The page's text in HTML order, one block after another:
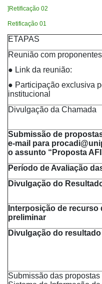
]Retificação 02
Retificação 01
ETAPAS
Reunião com
● Link da reunião:
● Participação exclusiva
institucional
Divulgação da Chamada
Submissão de
e-mail para
o assunto “Proposta
Período de Avaliação
Divulgação do
Interposição de recurso
preliminar
Divulgação do resultado
Submissão das